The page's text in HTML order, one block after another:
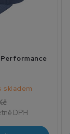
skladem
DPH